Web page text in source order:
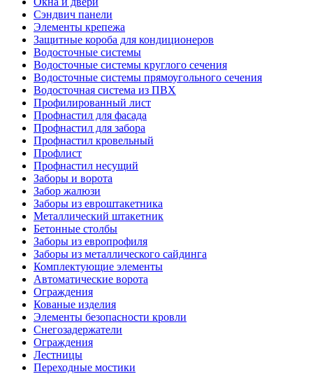
Сэндвич панели
Элементы крепежа
Защитные короба для кондиционеров
Водосточные системы
Водосточные системы круглого сечения
Водосточные системы прямоугольного сечения
Водосточная система из ПВХ
Профилированный лист
Профнастил для фасада
Профнастил для забора
Профнастил кровельный
Профлист
Профнастил несущий
Заборы и ворота
Забор жалюзи
Заборы из евроштакетника
Металлический штакетник
Бетонные столбы
Заборы из европрофиля
Заборы из металлического сайдинга
Комплектующие элементы
Автоматические ворота
Ограждения
Кованые изделия
Элементы безопасности кровли
Снегозадержатели
Ограждения
Лестницы
Переходные мостики